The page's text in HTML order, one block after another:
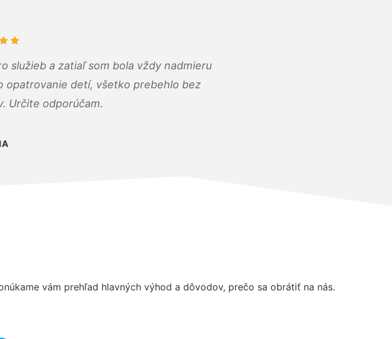
služieb a zatiaľ som bola vždy nadmieru
opatrovanie detí, všetko prebehlo bez
Určite odporúčam.
vám prehľad hlavných výhod a dôvodov, prečo sa obrátiť na nás.